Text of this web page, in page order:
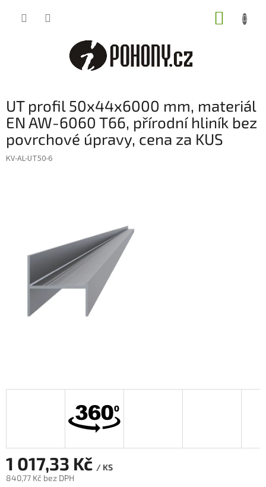
UT profil 50x44x6000 mm, materiál
EN AW-6060 T66, přírodní hliník bez
povrchové úpravy, cena za KUS
KV-AL-UT50-6
1 017,33 Kč / KS
840,77 Kč bez DPH